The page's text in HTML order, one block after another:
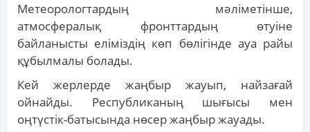
Метеорологтардың мәліметінше,
атмосфералық фронттардың өтуіне
байланысты еліміздің көп бөлігінде ауа райы
құбылмалы болады.
Кей жерлерде жаңбыр жауып, найзағай
ойнайды. Республиканың шығысы мен
оңтүстік-батысында нөсер жаңбыр жауады.